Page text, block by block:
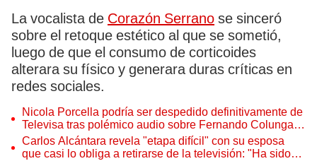
La vocalista de Corazón Serrano se sinceró
sobre el retoque estético al que se sometió,
luego de que el consumo de corticoides
alterara su físico y generara duras críticas en
redes sociales.
Nicola Porcella podría ser despedido definitivamente de
Televisa tras polémico audio sobre Fernando Colunga,
según medios mexicanos
Carlos Alcántara revela "etapa difícil" con su esposa
que casi lo obliga a retirarse de la televisión: "Ha sido